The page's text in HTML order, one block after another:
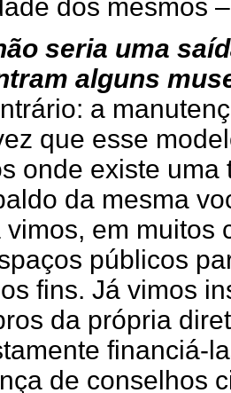
dos mesmos
seria uma
alguns
a
que esse
onde existe
da mesma
vimos, em muitos
públicos
fins. Já vimos
da própria
financiá-
de conselhos